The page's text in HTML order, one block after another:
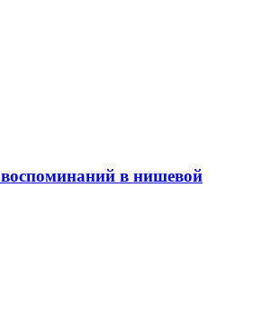
воспоминаний в нишевой